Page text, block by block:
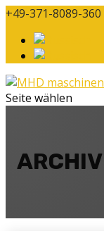
+49-371-8089-360
Seite wählen
ARCHIV